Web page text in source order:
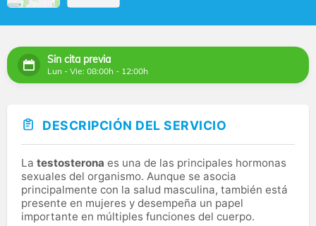
Sin cita previa
Lun - Vie: 08:00h - 12:00h
DESCRIPCIÓN DEL SERVICIO
La testosterona es una de las principales hormonas
sexuales del organismo. Aunque se asocia
principalmente con la salud masculina, también está
presente en mujeres y desempeña un papel
importante en múltiples funciones del cuerpo.